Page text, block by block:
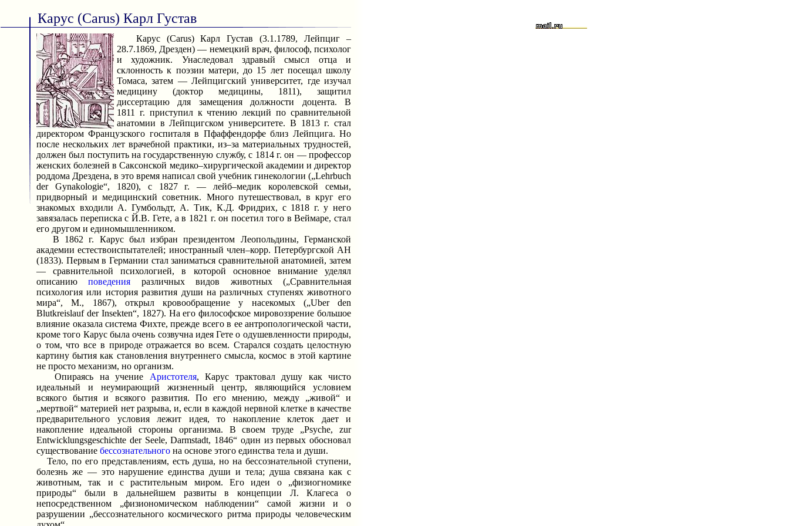
Карус (Carus) Карл Густав
Карус (Carus) Карл Густав (3.1.1789, Лейпциг –
28.7.1869, Дрезден) — немецкий врач, философ, психолог
и художник. Унаследовал здравый смысл отца и
склонность к поэзии матери, до 15 лет посещал школу
Томаса, затем — Лейпцигский университет, где изучал
медицину (доктор медицины, 1811), защитил
диссертацию для замещения должности доцента. В
1811 г. приступил к чтению лекций по сравнительной
анатомии в Лейпцигском университете. В 1813 г. стал
директором Французского госпиталя в Пфаффендорфе близ Лейпцига. Но
после нескольких лет врачебной практики, из–за материальных трудностей,
должен был поступить на государственную службу, с 1814 г. он — профессор
женских болезней в Саксонской медико–хирургической академии и директор
роддома Дрездена, в это время написал свой учебник гинекологии („Lehrbuch
der Gynakologie“, 1820), с 1827 г. — лейб–медик королевской семьи,
придворный и медицинский советник. Много путешествовал, в круг его
знакомых входили А. Гумбольдт, А. Тик, К.Д. Фридрих, с 1818 г. у него
завязалась переписка с Й.В. Гете, а в 1821 г. он посетил того в Веймаре, стал
его другом и единомышленником.
В 1862 г. Карус был избран президентом Леопольдины, Германской
академии естествоиспытателей; иностранный член–корр. Петербургской АН
(1833). Первым в Германии стал заниматься сравнительной анатомией, затем
— сравнительной психологией, в которой основное внимание уделял
описаниюповедения различных видов животных („Сравнительная
психология или история развития души на различных ступенях животного
мира“, М., 1867), открыл кровообращение у насекомых („Uber den
Blutkreislauf der Insekten“, 1827). На его философское мировоззрение большое
влияние оказала система Фихте, прежде всего в ее антропологической части,
кроме того Карус была очень созвучна идея Гете о одушевленности природы,
о том, что все в природе отражается во всем. Старался создать целостную
картину бытия как становления внутреннего смысла, космос в этой картине
не просто механизм, но организм.
Опираясь на учение Аристотеля, Карус трактовал душу как чисто
идеальный и неумирающий жизненный центр, являющийся условием
всякого бытия и всякого развития. По его мнению, между „живой“ и
„мертвой“ материей нет разрыва, и, если в каждой нервной клетке в качестве
предварительного условия лежит идея, то накопление клеток дает и
накопление идеальной стороны организма. В своем труде „Psyche, zur
Entwicklungsgeschichte der Seele, Darmstadt, 1846“ один из первых обосновал
существование бессознательного на основе этого единства тела и души.
Тело, по его представлениям, есть душа, но на бессознательной ступени,
болезнь же — это нарушение единства души и тела; душа связана как с
животным, так и с растительным миром. Его идеи о „физиогномике
природы“ были в дальнейшем развиты в концепции Л. Клагеса о
непосредственном „физиономическом наблюдении“ самой жизни и о
разрушении „бессознательного космического ритма природы человеческим